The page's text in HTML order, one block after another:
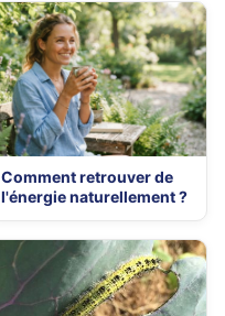
Comment retrouver de
l'énergie naturellement ?